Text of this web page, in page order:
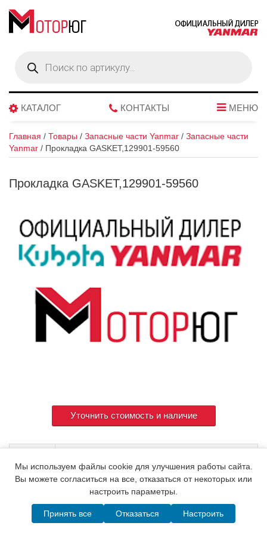
товаров
КАТАЛОГ КОНТАКТЫ МЕНЮ
Главная / Товары / Запасные части Yanmar / Запасные части
Yanmar / Прокладка GASKET,129901-59560
Прокладка GASKET,129901-59560
Уточнить стоимость и наличие
© 2015. Все права защищены.Мотор-Юг
Написать в MAX Telegram WhatsApp Позвонить
Мы используем файлы cookie для улучшения работы сайта.
Вы можете согласиться на все, отказаться от некоторых или
настроить параметры.
Принять все Отказаться Настроить